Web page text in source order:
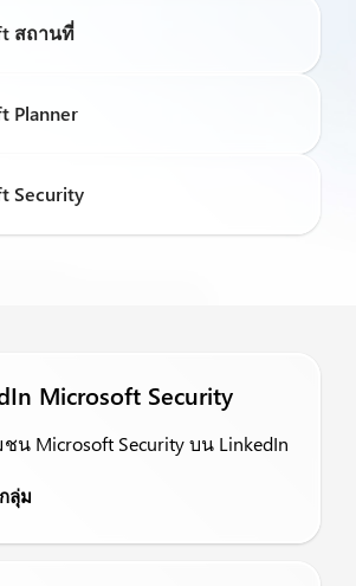
สถานที่
Planner
Security
Microsoft Security
น Microsoft Security บน LinkedIn
ลุ่ม